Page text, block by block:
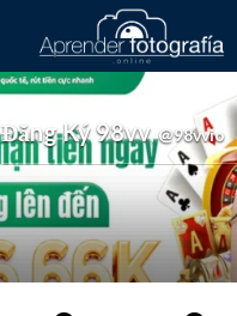
Đăng Ký 98vv,@98vvio